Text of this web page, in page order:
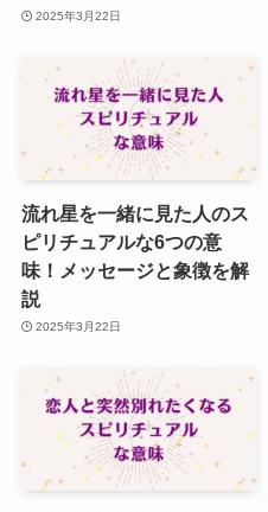
2025年3月22日
流れ星を一緒に見た人のス
ピリチュアルな6つの意
味！メッセージと象徴を解
説
2025年3月22日